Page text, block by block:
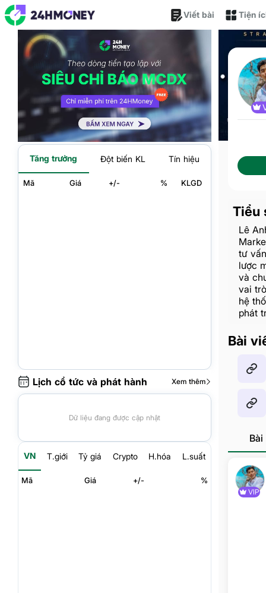
Viết bài Tiện
Tăng trưởng Đột biến KL Tín hiệu
Mã Giá +/- % KLGD
Lịch cổ tức và phát hành Xem thêm
Dữ liệu đang được cập nhật
VN T.giới Tỷ giá Crypto H.hóa L.suất
Mã Giá +/- %
Tiểu
Lê
tư
lược
và
vai
hệ
phát
Bài
VIP